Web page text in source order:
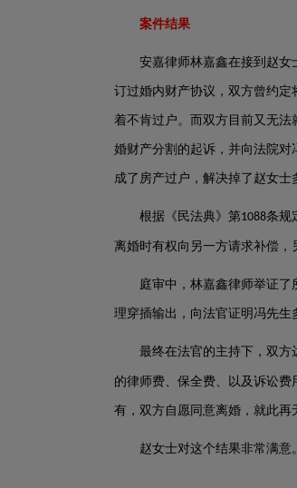
案件结果
安嘉律师林嘉鑫在接到赵女
订过婚内财产协议，双方曾约定
着不肯过户。而双方目前又无法
婚财产分割的起诉，并向法院
成了房产过户，解决掉了赵女士
根据《民法典》第1088条规
离婚时有权向另一方请求补偿
庭审中，林嘉鑫律师举证
理穿插输出，向法官证明冯先生
最终在法官的主持下，双方
的律师费、保全费、以及诉讼
有，双方自愿同意离婚，就此再
赵女士对这个结果非常满意。